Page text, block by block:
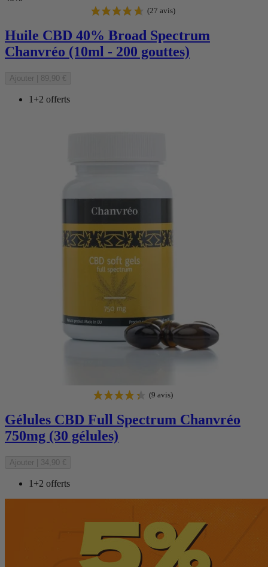
(50 avis)
(27 avis)
Huile CBD 40% Broad Spectrum
Chanvréo (10ml - 200 gouttes)
Ajouter 89,90 €
1+2 offerts
Gélules CBD Full Spectrum Chanvréo
750mg (30 gélules)
Ajouter 34,90 €
1+2 offerts